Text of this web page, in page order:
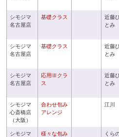
シモジマ
名古屋店
基礎クラス
近藤
とみ
シモジマ
名古屋店
基礎クラス
近藤
とみ
シモジマ
名古屋店
応用Ⅲクラ
ス
近藤
とみ
シモジマ
心斎橋店
（大阪）
合わせ包み
アレンジ
江川
シモジマ
様々な包み
くら